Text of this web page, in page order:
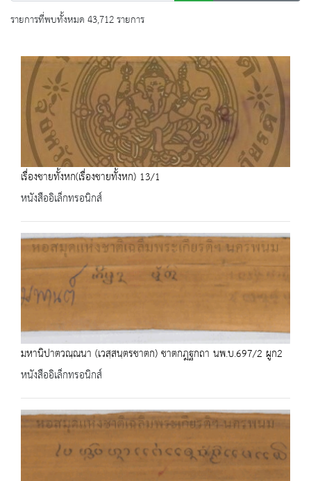
รายการที่พบทั้งหมด 43,712 รายการ
เรื่องชายทั้งหก(เรื่องชายทั้งหก) 13/1
หนังสืออิเล็กทรอนิกส์
มหานิปาตวณฺณนา (เวสฺสนฺตรชาตก) ชาตกฎฐกถา นพ.บ.697/2 ผูก2
หนังสืออิเล็กทรอนิกส์